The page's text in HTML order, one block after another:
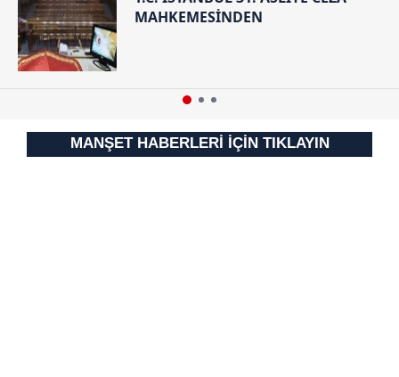
Çerezlere ilişkin tercihlerinizi aşağıda yer alan panel
vasıtasıyla belirleyebilirsiniz. Çerezlere ilişkin detaylı bilgi
için Ayarlar butonuna tıklayabilir,
Metnimiziziyaret edebilirsiniz.
hazırlanmış Aydınlatma Metnimizi okumak ve sitemizde
ilgili mevzuata uygun olarak kullanılan çerezlerle ilgili bilgi
MAHKEMESİNDEN
MANŞET HABERLERİ İÇİN TIKLAYIN